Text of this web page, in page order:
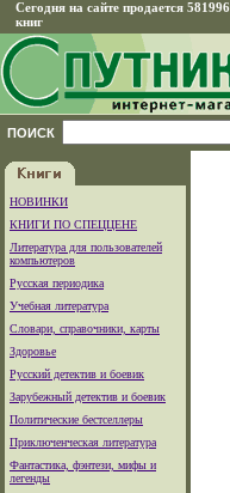
Сегодня на сайте продается 581996
книг
ПОИСК
НОВИНКИ
КНИГИ ПО СПЕЦЦЕНЕ
Литература для пользователей
компьютеров
Русская периодика
Учебная литература
Словари, справочники, карты
Здоровье
Русский детектив и боевик
Зарубежный детектив и боевик
Политические бестселлеры
Приключенческая литература
Фантастика, фэнтези, мифы и
легенды